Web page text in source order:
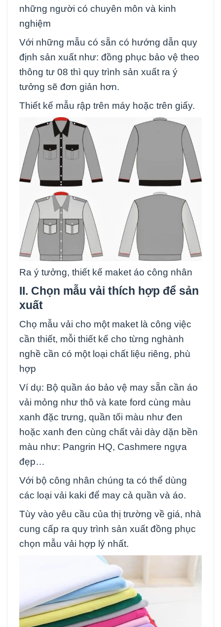
những người có chuyên môn và kinh
nghiệm
Với những mẫu có sẵn có hướng dẫn quy
định sản xuất như: đồng phục bảo vệ theo
thông tư 08 thì quy trình sản xuất ra ý
tưởng sẽ đơn giản hơn.
Thiết kế mẫu rập trên máy hoặc trên giấy.
Ra ý tưởng, thiết kế maket áo công nhân
II. Chọn mẫu vải thích hợp để sản
xuất
Chọ mẫu vải cho một maket là công việc
cần thiết, mỗi thiết kế cho từng nghành
nghề cần có một loại chất liệu riêng, phù
hợp
Ví dụ: Bộ quần áo bảo vệ may sẵn cần áo
vải mỏng như thô và kate ford cùng màu
xanh đặc trưng, quần tối màu như đen
hoặc xanh đen cùng chất vải dày dặn bền
màu như: Pangrin HQ, Cashmere ngựa
đẹp…
Với bộ công nhân chúng ta có thể dùng
các loại vải kaki để may cả quần và áo.
Tùy vào yêu cầu của thị trường về giá, nhà
cung cấp ra quy trình sản xuất đồng phục
chọn mẫu vải hợp lý nhất.